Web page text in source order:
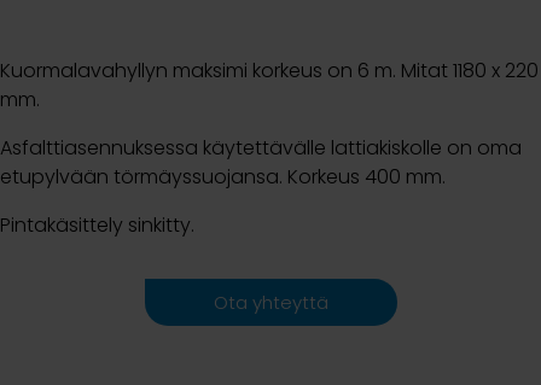
Kuormalavahyllyn maksimi korkeus on 6 m. Mitat 1180 x 220
mm.
Asfalttiasennuksessa käytettävälle lattiakiskolle on oma
etupylvään törmäyssuojansa. Korkeus 400 mm.
Pintakäsittely sinkitty.
Ota yhteyttä